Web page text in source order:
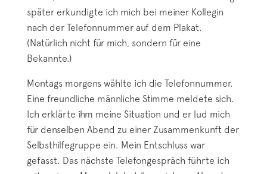
später erkundigte ich mich bei meiner Kollegin
nach der Telefonnummer auf dem Plakat.
(Natürlich nicht für mich, sondern für eine
Bekannte.)
Montags morgens wählte ich die Telefonnummer.
Eine freundliche männliche Stimme meldete sich.
Ich erklärte ihm meine Situation und er lud mich
für denselben Abend zu einer Zusammenkunft der
Selbsthilfegruppe ein. Mein Entschluss war
gefasst. Das nächste Telefongespräch führte ich